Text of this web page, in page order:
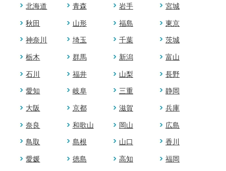
北海道 青森 岩手 宮城
秋田 山形 福島 東京
神奈川 埼玉 千葉 茨城
栃木 群馬 新潟 富山
石川 福井 山梨 長野
愛知 岐阜 三重 静岡
大阪 京都 滋賀 兵庫
奈良 和歌山 岡山 広島
鳥取 島根 山口 香川
愛媛 徳島 高知 福岡